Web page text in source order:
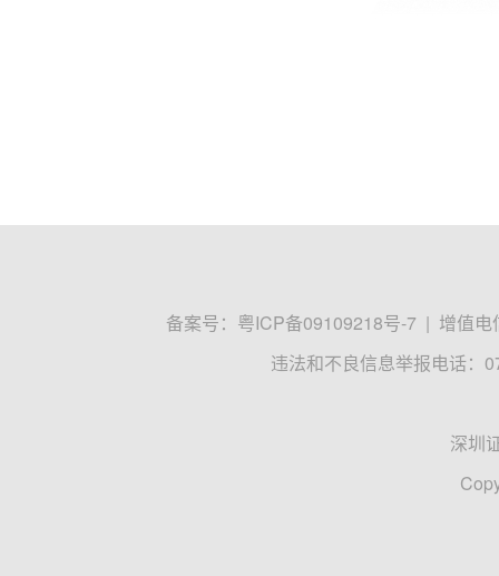
备案号： 粤ICP备09109218号-7 | 增值电
违法和不良信息举报电话：
深圳